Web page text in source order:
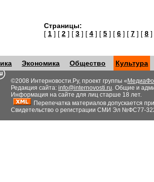
Страницы:
[ 1 ] [ 2 ] [ 3 ] [ 4 ] [ 5 ] [ 6 ] [ 7 ] [ 8
Экономика Общество Культура
©2008 Интерновости.Ру, проект группы «
Редакция сайта: info@internovosti.ru. Общие и
Информация на сайте для лиц старше 18 лет.
Перепечатка материалов допускается
Свидетельство о регистрации СМИ Эл №ФС77-